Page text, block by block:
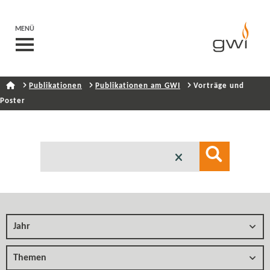
MENÜ
Publikationen Publikationen am GWI
Vorträge und
Poster
Jahr
Themen